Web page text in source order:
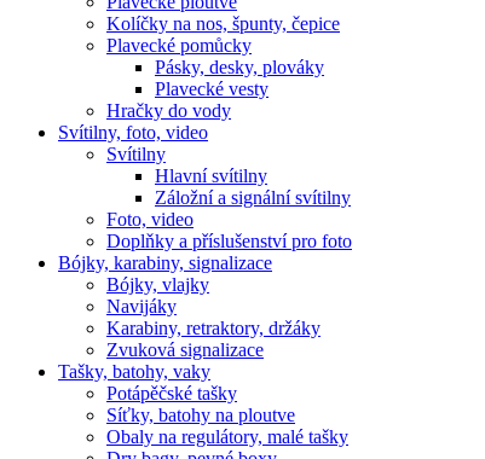
Kolíčky na nos, špunty, čepice
Plavecké pomůcky
Pásky, desky, plováky
Plavecké vesty
Hračky do vody
Svítilny, foto, video
Svítilny
Hlavní svítilny
Záložní a signální svítilny
Foto, video
Doplňky a příslušenství pro foto
Bójky, karabiny, signalizace
Bójky, vlajky
Navijáky
Karabiny, retraktory, držáky
Zvuková signalizace
Tašky, batohy, vaky
Potápěčské tašky
Síťky, batohy na ploutve
Obaly na regulátory, malé tašky